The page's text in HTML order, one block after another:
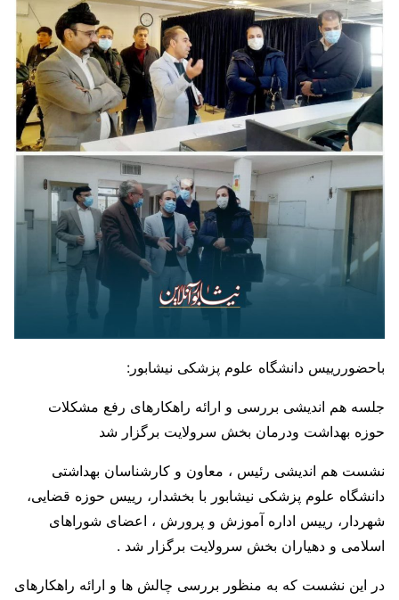
باحضوررییس دانشگاه علوم پزشکی نیشابور:
جلسه هم اندیشی بررسی و ارائه راهکارهای رفع مشکلات
حوزه بهداشت ودرمان بخش سرولایت برگزار شد
نشست هم اندیشی رئیس ، معاون و کارشناسان بهداشتی
دانشگاه علوم پزشکی نیشابور با بخشدار، رییس حوزه قضایی،
شهردار، رییس اداره آموزش و پرورش ، اعضای شوراهای
اسلامی و دهیاران بخش سرولایت برگزار شد .
در این نشست که به منظور بررسی چالش ها و ارائه راهکارهای